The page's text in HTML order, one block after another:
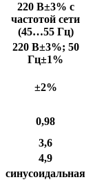
220 В±3% с
частотой сети
(45…55 Гц)
220 В±3%; 50
Гц±1%
±2%
0,98
3,6
4,9
синусоидальная